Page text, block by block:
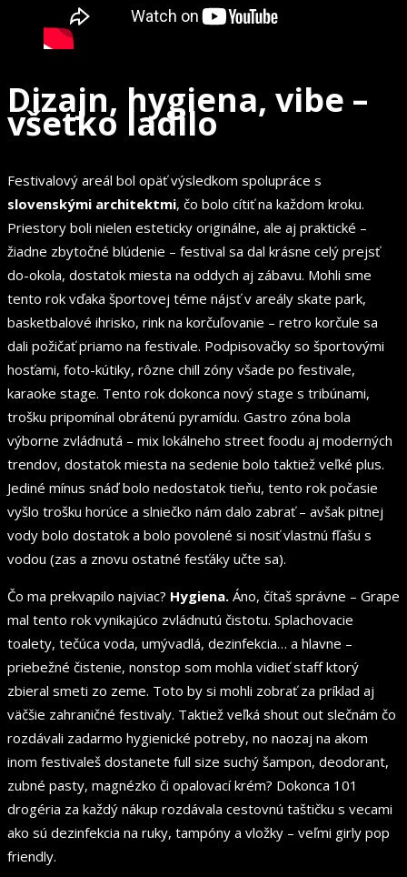
Dizajn, hygiena, vibe –
všetko ladilo
Festivalový areál bol opäť výsledkom spolupráce s
slovenskými architektmi, čo bolo cítiť na každom kroku.
Priestory boli nielen esteticky originálne, ale aj praktické –
žiadne zbytočné blúdenie – festival sa dal krásne celý prejsť
do-okola, dostatok miesta na oddych aj zábavu. Mohli sme
tento rok vďaka športovej téme nájsť v areály skate park,
basketbalové ihrisko, rink na korčuľovanie – retro korčule sa
dali požičať priamo na festivale. Podpisovačky so športovými
hosťami, foto-kútiky, rôzne chill zóny všade po festivale,
karaoke stage. Tento rok dokonca nový stage s tribúnami,
trošku pripomínal obrátenú pyramídu. Gastro zóna bola
výborne zvládnutá – mix lokálneho street foodu aj moderných
trendov, dostatok miesta na sedenie bolo taktiež veľké plus.
Jediné mínus snáď bolo nedostatok tieňu, tento rok počasie
vyšlo trošku horúce a slniečko nám dalo zabrať – avšak pitnej
vody bolo dostatok a bolo povolené si nosiť vlastnú fľašu s
vodou (zas a znovu ostatné fesťáky učte sa).
Čo ma prekvapilo najviac? Hygiena. Áno, čítaš správne – Grape
mal tento rok vynikajúco zvládnutú čistotu. Splachovacie
toalety, tečúca voda, umývadlá, dezinfekcia… a hlavne –
priebežné čistenie, nonstop som mohla vidieť staff ktorý
zbieral smeti zo zeme. Toto by si mohli zobrať za príklad aj
väčšie zahraničné festivaly. Taktiež veľká shout out slečnám čo
rozdávali zadarmo hygienické potreby, no naozaj na akom
inom festivaleš dostanete full size suchý šampon, deodorant,
zubné pasty, magnézko či opalovací krém? Dokonca 101
drogéria za každý nákup rozdávala cestovnú taštičku s vecami
ako sú dezinfekcia na ruky, tampóny a vložky – veľmi girly pop
friendly.